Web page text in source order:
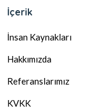
İçerik
İnsan Kaynakları
Hakkımızda
Referanslarımız
KVKK